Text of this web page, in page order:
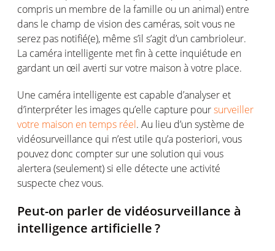
compris un membre de lafamille ou un animal) entre
dans le champ de vision des caméras,soitvous ne
serez pas notifié(e), même s’il s’agit d’un cambrioleur.
La caméra intelligente met fin à cette inquiétude en
gardant un œil averti survotre maisonàvotre place.
Une caméra intelligente est capable d’analyser et
d’interpréter les images qu’elle capture poursurveiller
votre maison en temps réel. Au lieu d’unsystème de
vidéosurveillance qui n’est utile qu’a posteriori,vous
pouvez donc comptersur une solution qui vous
alertera(seulement)si elle détecte une activité
suspecte chezvous.
Peut-on parler de vidéosurveillance à
intelligence artificielle?